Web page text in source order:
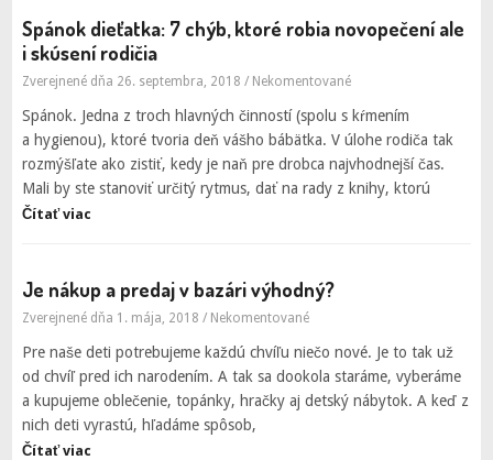
Spánok dieťatka: 7 chýb, ktoré robia novopečení ale
i skúsení rodičia
Zverejnené dňa 26. septembra, 2018 / Nekomentované
Spánok. Jedna z troch hlavných činností (spolu s kŕmením
a hygienou), ktoré tvoria deň vášho bábätka. V úlohe rodiča tak
rozmýšľate ako zistiť, kedy je naň pre drobca najvhodnejší čas.
Mali by ste stanoviť určitý rytmus, dať na rady z knihy, ktorú
Čítať viac
Je nákup a predaj v bazári výhodný?
Zverejnené dňa 1. mája, 2018 / Nekomentované
Pre naše deti potrebujeme každú chvíľu niečo nové. Je to tak už
od chvíľ pred ich narodením. A tak sa dookola staráme, vyberáme
a kupujeme oblečenie, topánky, hračky aj detský nábytok. A keď z
nich deti vyrastú, hľadáme spôsob,
Čítať viac